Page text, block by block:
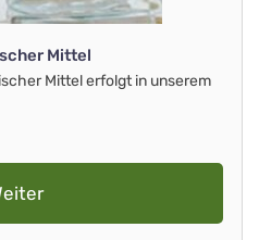
Mittel
Mittel erfolgt in unserem